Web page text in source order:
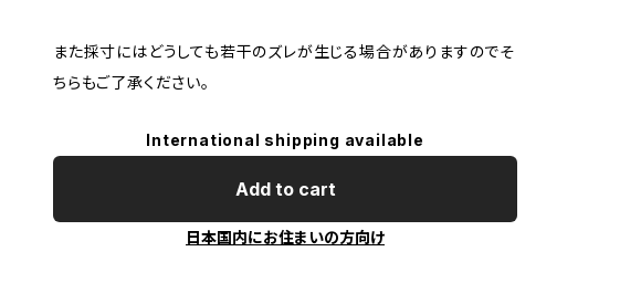
また採寸にはどうしても若干のズレが生じる場合がありますのでそ
ちらもご了承ください。
International shipping available
Add to cart
日本国内にお住まいの方向け